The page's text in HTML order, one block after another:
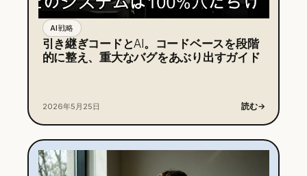
AI戦略
引き継ぎコードとAI。コードベースを段階
的に整え、重大なバグをあぶり出すガイド
2026年5月25日 読む→